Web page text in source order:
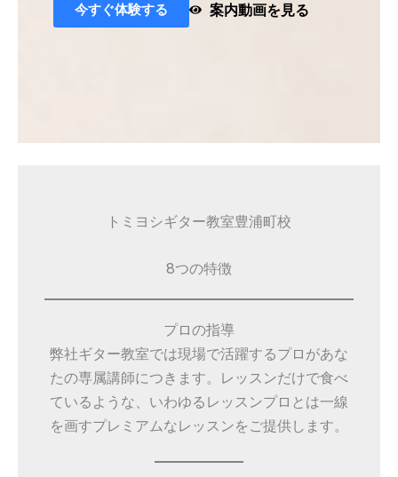
今すぐ体験する 案内動画を見る
トミヨシギター教室豊浦町校
8つの特徴
プロの指導
弊社ギター教室では現場で活躍するプロがあな
たの専属講師につきます。レッスンだけで食べ
ているような、いわゆるレッスンプロとは一線
を画すプレミアムなレッスンをご提供します。